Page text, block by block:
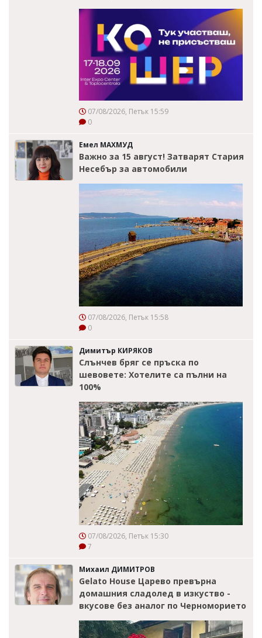
07/08/2026, Петък 15:59
0
Емел МАХМУД
Важно за 15 август! Затварят Стария
Несебър за автомобили
07/08/2026, Петък 15:58
0
Димитър КИРЯКОВ
Слънчев бряг се пръска по
шевовете: Хотелите са пълни на
100%
07/08/2026, Петък 15:30
7
Михаил ДИМИТРОВ
Gelato House Царево превърна
домашния сладолед в изкуство -
вкусове без аналог по Черноморието